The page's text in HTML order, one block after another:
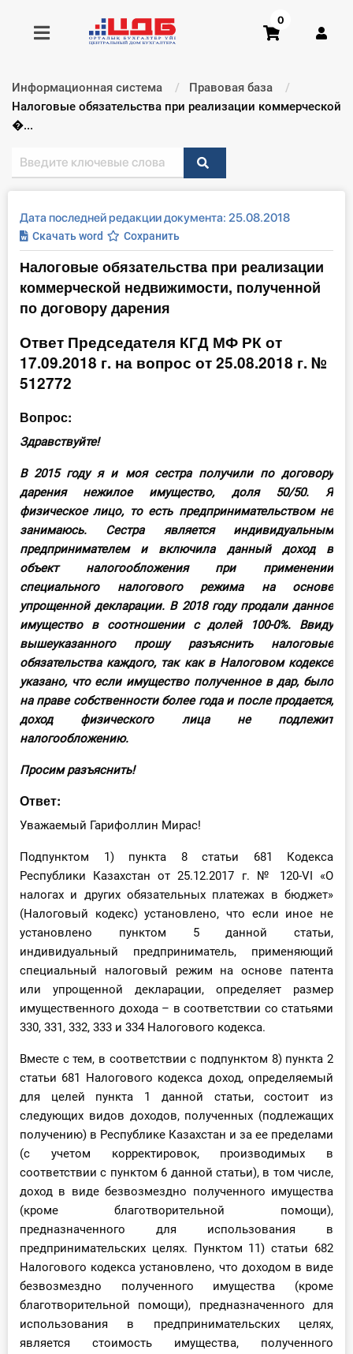
Получить консультацию
Главная ИС
Формы
Консультации
Правовая база
Библиотека бухгалтера
Инструменты
Вебинары
Участник ВЭД
Практика ИП
Кадры. Труд. Зарплата.
Учет по отраслям
Юридический помощник
Интернет-магазин
О Системе
Тестирование для
0
Информационная система
Правовая база
Текущий:
Налоговые обязательства при реализации коммерческой
�...
Дата последней редакции документа: 25.08.2018
Скачать word Сохранить
Налоговые обязательства при реализации
коммерческой недвижимости, полученной
по договору дарения
Ответ Председателя КГД МФ РК от
17.09.2018 г. на вопрос от 25.08.2018 г. №
512772
Вопрос:
Здравствуйте!
В 2015 году я и моя сестра получили по договору
дарения нежилое имущество, доля 50/50. Я
физическое лицо, то есть предпринимательством не
занимаюсь. Сестра является индивидуальным
предпринимателем и включила данный доход в
объект налогообложения при применении
специального налогового режима на основе
упрощенной декларации. В 2018 году продали данное
имущество в соотношении с долей 100-0%. Ввиду
вышеуказанного прошу разъяснить налоговые
обязательства каждого, так как в Налоговом кодексе
указано, что если имущество полученное в дар, было
на праве собственности более года и после продается,
доход физического лица не подлежит
налогообложению.
Просим разъяснить!
Ответ:
Уважаемый Гарифоллин Мирас!
Подпунктом 1) пункта 8 статьи 681 Кодекса
Республики Казахстан от 25.12.2017 г. № 120-VI «О
налогах и других обязательных платежах в бюджет»
(Налоговый кодекс) установлено, что если иное не
установлено пунктом 5 данной статьи,
индивидуальный предприниматель, применяющий
специальный налоговый режим на основе патента
или упрощенной декларации, определяет размер
имущественного дохода – в соответствии со статьями
330, 331, 332, 333 и 334 Налогового кодекса.
Вместе с тем, в соответствии с подпунктом 8) пункта 2
статьи 681 Налогового кодекса доход, определяемый
для целей пункта 1 данной статьи, состоит из
следующих видов доходов, полученных (подлежащих
получению) в Республике Казахстан и за ее пределами
(с учетом корректировок, производимых в
соответствии с пунктом 6 данной статьи), в том числе,
доход в виде безвозмездно полученного имущества
(кроме благотворительной помощи),
предназначенного для использования в
предпринимательских целях. Пунктом 11) статьи 682
Налогового кодекса установлено, что доходом в виде
безвозмездно полученного имущества (кроме
благотворительной помощи), предназначенного для
использования в предпринимательских целях,
является стоимость имущества, полученного